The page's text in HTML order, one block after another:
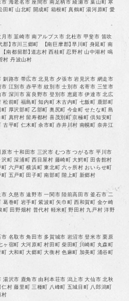
田町 山北町 開成町 箱根町 真鶴町 湯河原町 愛
市 韮崎市 南アルプス市 北杜市 甲斐市 笛吹
】市川三郷町 【南巨摩郡】早川町 身延町 南
南都留郡】道志村 西桂町 忍野村 山中湖村 鳴
村 丹波山村
路市 帯広市 北見市 夕張市 岩見沢市 網走市
江別市 赤平市 紋別市 士別市 名寄市 三笠市
深川市 富良野市 登別市 恵庭市 伊達市 北広
前町 福島町 知内町 木古内町 七飯町 鹿部町
厚沢部町 乙部町 奥尻町 今金町 せたな町 島
真狩村 留寿都村 喜茂別町 京極町 倶知安町
平町 仁木町 余市町 赤井川村 南幌町 奈井江
市 十和田市 三沢市 むつ市 つがる市 平川市
町 深浦町 西目屋村 藤崎町 大鰐町 田舎館村
六戸町 横浜町 東北町 六ヶ所村 おいらせ町
五戸町 田子町 南部町 階上町 新郷村
久慈市 遠野市 一関市 陸前高田市 釜石市 二
葛巻町 岩手町 紫波町 矢巾町 西和賀町 金ケ崎
田野畑村 普代村 軽米町 野田村 九戸村 洋野
名取市 角田市 多賀城市 岩沼市 登米市 栗原
宿町 大河原町 村田町 柴田町 川崎町 丸森町
大和町 大郷町 大衡村 色麻町 加美町 涌谷町
沢市 鹿角市 由利本荘市 潟上市 大仙市 北秋
村 藤里町 三種町 八峰町 五城目町 八郎潟町
村